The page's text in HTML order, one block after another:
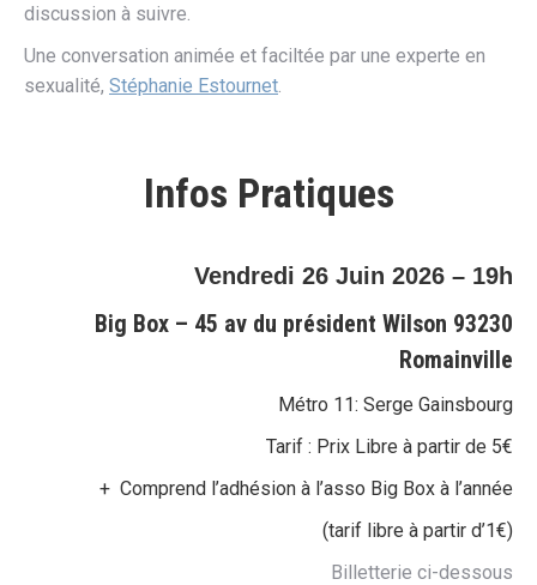
discussion à suivre.
Une conversation animée et faciltée par une experte en
sexualité, Stéphanie Estournet.
Infos Pratiques
Vendredi 26 Juin 2026 – 19h
Big Box – 45 av du président Wilson 93230
Romainville
Métro 11: Serge Gainsbourg
Tarif : Prix Libre à partir de 5€
+ Comprend l’adhésion à l’asso Big Box à l’année
(tarif libre à partir d’1€)
Billetterie ci-dessous